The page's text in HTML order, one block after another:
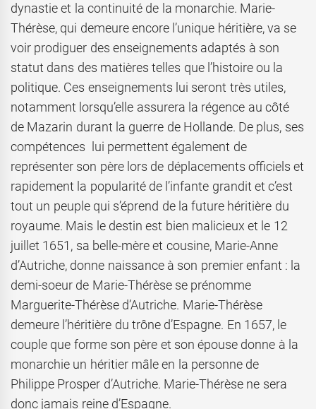
dynastie et la continuité de la monarchie. Marie-
Thérèse, qui demeure encore l’unique héritière, va se
voir prodiguer des enseignements adaptés à son
statut dans des matières telles que l’histoire ou la
politique. Ces enseignements lui seront très utiles,
notamment lorsqu’elle assurera la régence au côté
de Mazarin durant la guerre de Hollande. De plus, ses
compétences lui permettent également de
représenter son père lors de déplacements officiels et
rapidement la popularité de l’infante grandit et c’est
tout un peuple qui s’éprend de la future héritière du
royaume. Mais le destin est bien malicieux et le 12
juillet 1651, sa belle-mère et cousine, Marie-Anne
d’Autriche, donne naissance à son premier enfant : la
demi-soeur de Marie-Thérèse se prénomme
Marguerite-Thérèse d’Autriche. Marie-Thérèse
demeure l’héritière du trône d’Espagne. En 1657, le
couple que forme son père et son épouse donne à la
monarchie un héritier mâle en la personne de
Philippe Prosper d’Autriche. Marie-Thérèse ne sera
donc jamais reine d’Espagne.